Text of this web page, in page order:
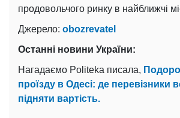
продовольчого ринку в найближчі
Джерело: obozrevatel
Останні новини України:
Нагадаємо Politeka писала,
проїзду в Одесі: де перевізники
підняти вартість.